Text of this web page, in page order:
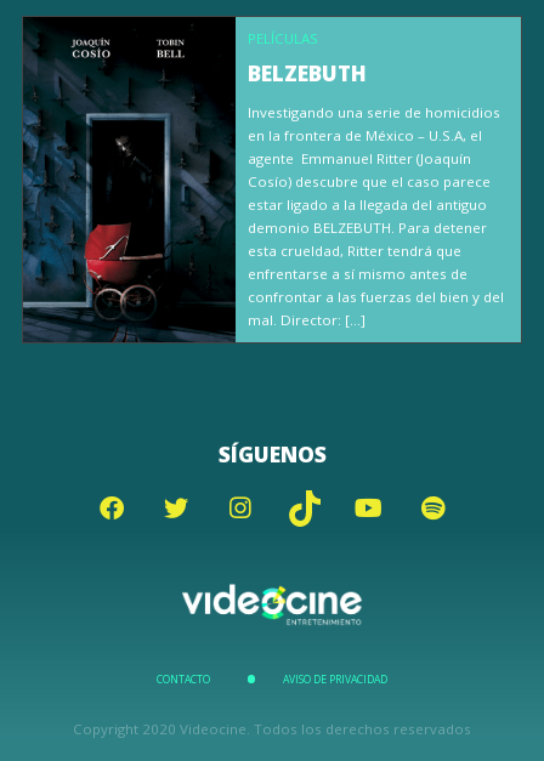
PELÍCULAS
BELZEBUTH
Investigando una serie de homicidios
en la frontera de México – U.S.A, el
agente Emmanuel Ritter (Joaquín
Cosío) descubre que el caso parece
estar ligado a la llegada del antiguo
demonio BELZEBUTH. Para detener
esta crueldad, Ritter tendrá que
enfrentarse a sí mismo antes de
confrontar a las fuerzas del bien y del
mal. Director: […]
SÍGUENOS
CONTACTO AVISO DE PRIVACIDAD
Copyright 2020 Videocine. Todos los derechos reservados